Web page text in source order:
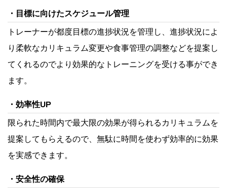
目標に向けたスケジュール管理
トレーナーが都度目標の進捗状況を管理し、進捗状況によ
り柔軟なカリキュラム変更や食事管理の調整などを提案し
てくれるのでより効果的なトレーニングを受ける事ができ
ます。
効率性UP
限られた時間内で最大限の効果が得られるカリキュラムを
提案してもらえるので、無駄に時間を使わず効率的に効果
を実感できます。
安全性の確保